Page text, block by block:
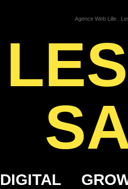
Agence Web Lille .
DIGITAL